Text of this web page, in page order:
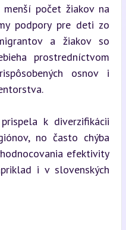
počet žiakov na
podpory pre deti zo
a žiakov so
prostredníctvom
osnov i
k diverzifikácii
no často chýba
efektivity
i v slovenských